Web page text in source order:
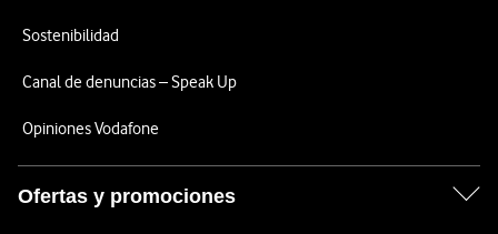
Sostenibilidad
Canal de denuncias – Speak Up
Opiniones Vodafone
Ofertas y promociones